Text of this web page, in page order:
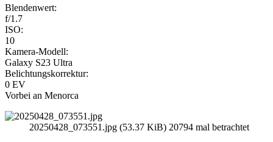
Blendenwert:
f/1.7
ISO:
10
Kamera-Modell:
Galaxy S23 Ultra
Belichtungskorrektur:
0 EV
Vorbei an Menorca
20250428_073551.jpg (53.37 KiB) 20794 mal betrachtet